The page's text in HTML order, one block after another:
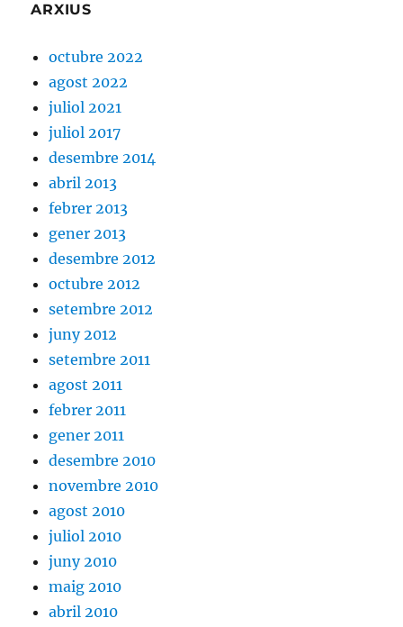
ARXIUS
octubre 2022
agost 2022
juliol 2021
juliol 2017
desembre 2014
abril 2013
febrer 2013
gener 2013
desembre 2012
octubre 2012
setembre 2012
juny 2012
setembre 2011
agost 2011
febrer 2011
gener 2011
desembre 2010
novembre 2010
agost 2010
juliol 2010
juny 2010
maig 2010
abril 2010